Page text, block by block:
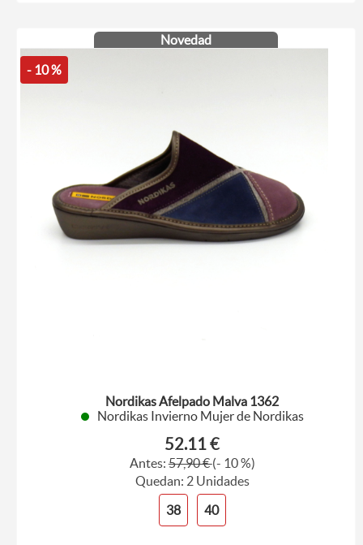
Novedad
- 10 %
Nordikas Afelpado Malva 1362
Nordikas Invierno Mujer de Nordikas
52.11 €
Antes:57,90 €(- 10 %)
Quedan: 2 Unidades
38
40